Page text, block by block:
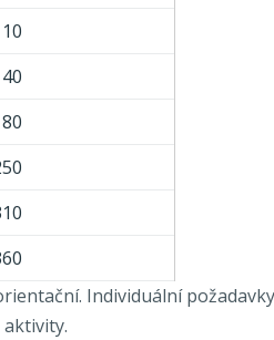
Individuální